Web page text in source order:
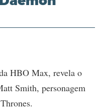
HBO Max, revela o
Smith, personagem